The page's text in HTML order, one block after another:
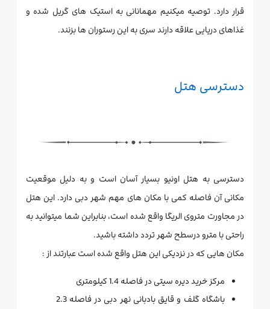
قرار دارد. توصیه میکنیم مهمانانی به استیک های گریل شده و
غذاهای دریایی علاقه دارند سری به این رستوران ها بزنند.
دسترسی هتل
دسترسی به هتل اونیو بسیار آسان است و به دلیل موقعیت
مکانی آن فاصله کمی با مکان های مهم شهر دبی دارد. این هتل
در مجاورت متروی الریگا واقع شده است، بنابراین شما میتوانید به
راحتی با مترو درسطح شهر تردد داشته باشید.
مکان هایی که در نزدیکی این هتل واقع شده است عبارتند از :
مرکز خرید دیره سیتی در فاصله 1.4 کیلومتری
باشگاه گلف و قایق بادبانی نهر دبی در فاصله 2.3